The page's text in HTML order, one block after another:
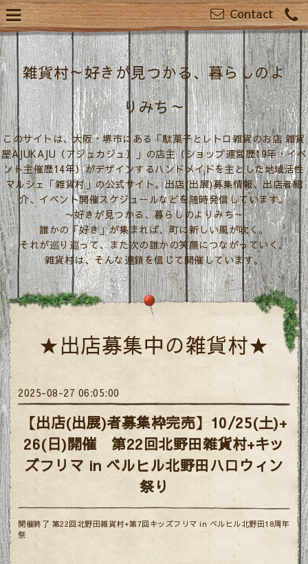
Contact
雑貨村～好きが見つかる、暮らしのよ
りみち～
このサイトは、大阪・堺市にある「駄菓子とレトロ雑貨のお店 雑貨
屋AJUKAJU（アジュカジュ）」の店主（ショップ運営歴19年・イベ
ント主催歴14年）がデザインするハンドメイドを主とした地域活性
マルシェ「雑貨村」の公式サイト。出店(出展)募集情報、出店者紹
介、イベント開催スケジュールなどを随時発信しています。
～好きが見つかる、暮らしのよりみち～
誰かの「好き」が集まれば、町に新しい風が吹く。
それが巡り巡って、また次の誰かの笑顔につながっていく。
雑貨村は、そんな連鎖を信じて開催しています。
★出店募集中の雑貨村★
2025-08-27 06:05:00
【出店(出展)者募集枠完売】10/25(土)+
26(日)開催 第22回北野田雑貨村+キッ
ズフリマ in ベルヒル北野田ハロウィン
祭り
開催終了 第22回北野田雑貨村+第7回キッズフリマ in ベルヒル北野田18周年
祭